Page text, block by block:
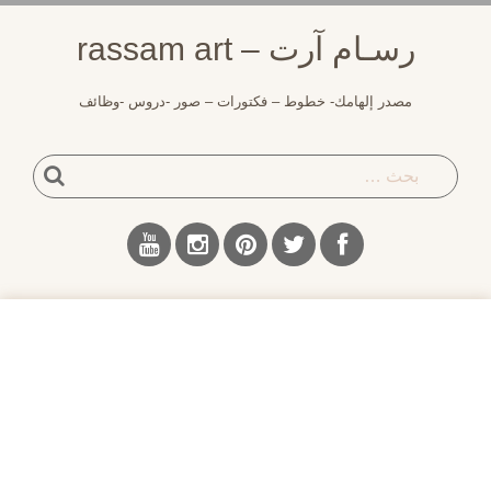
رسـام آرت – rassam art
مصدر إلهامك- خطوط – فكتورات – صور -دروس -وظائف